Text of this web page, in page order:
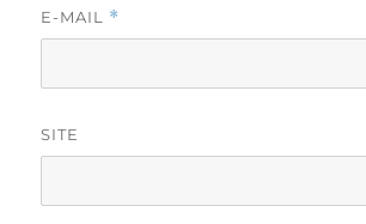
E-MAIL *
SITE